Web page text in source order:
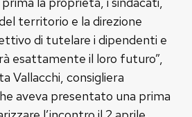
territorio e la direzione
di tutelare i dipendenti e
esattamente il loro futuro”,
Vallacchi, consigliera
aveva presentato una prima